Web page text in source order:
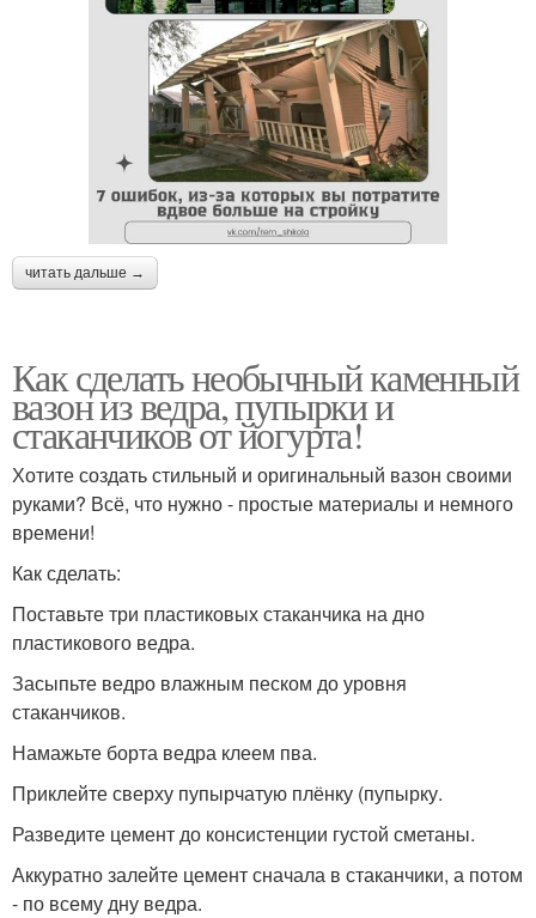
читать дальше →
Как сделать необычный каменный
вазон из ведра, пупырки и
стаканчиков от йогурта!
Хотите создать стильный и оригинальный вазон своими
руками? Всё, что нужно - простые материалы и немного
времени!
Как сделать:
Поставьте три пластиковых стаканчика на дно
пластикового ведра.
Засыпьте ведро влажным песком до уровня
стаканчиков.
Намажьте борта ведра клеем пва.
Приклейте сверху пупырчатую плёнку (пупырку.
Разведите цемент до консистенции густой сметаны.
Аккуратно залейте цемент сначала в стаканчики, а потом
- по всему дну ведра.